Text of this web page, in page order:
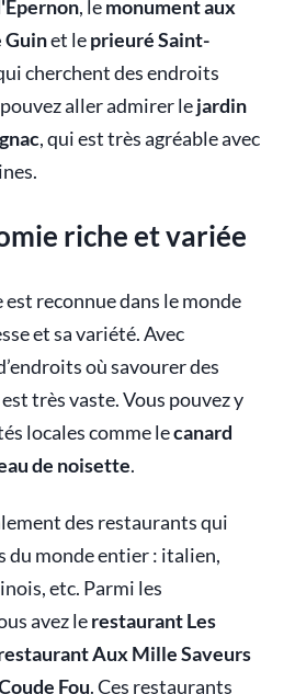
, lemonument aux
Guinet leprieuré Saint-
cherchent des endroits
aller admirer lejardin
, qui est très agréable avec
riche et variée
est reconnue dans le monde
et sa variété. Avec
où savourer des
très vaste. Vous pouvez y
locales comme lecanard
de noisette.
des restaurants qui
du monde entier : italien,
etc. Parmi les
avez lerestaurant Les
Aux Mille Saveurs
Fou. Ces restaurants